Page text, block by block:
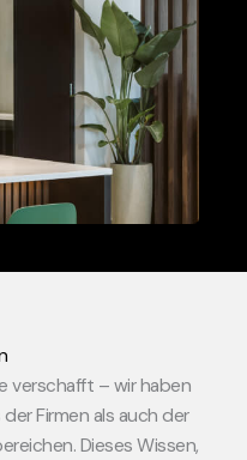
verschafft – wir haben
Firmen als auch der
Dieses Wissen,